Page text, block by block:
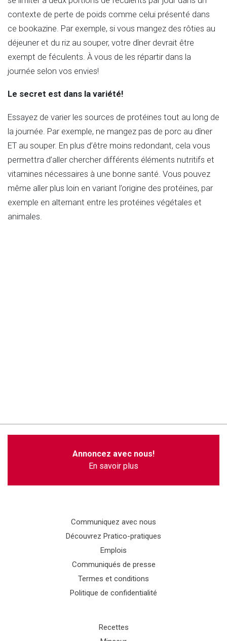
contexte de perte de poids comme celui présenté dans
ce bookazine. Par exemple, si vous mangez des rôties au
déjeuner et du riz au souper, votre dîner devrait être
exempt de féculents. À vous de les répartir dans la
journée selon vos envies!
Le secret est dans la variété!
Essayez de varier les sources de protéines tout au long de
la journée. Par exemple, ne mangez pas de porc au dîner
ET au souper. En plus d’être moins redondant, cela vous
permettra d’aller chercher différents éléments nutritifs et
vitamines nécessaires à une bonne santé. Vous pouvez
même aller plus loin en variant l’origine des protéines, par
exemple en alternant entre les protéines végétales et
animales.
Annoncez avec nous!
En savoir plus
Communiquez avec nous
Découvrez Pratico-pratiques
Emplois
Communiqués de presse
Termes et conditions
Politique de confidentialité
Recettes